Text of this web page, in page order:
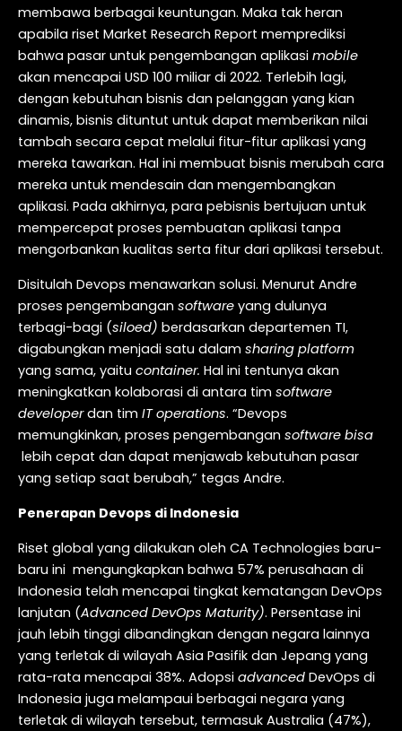
membawa berbagai keuntungan. Maka tak heran
apabila riset Market Research Report memprediksi
bahwa pasar untuk pengembangan aplikasi mobile
akan mencapai USD 100 miliar di 2022. Terlebih lagi,
dengan kebutuhan bisnis dan pelanggan yang kian
dinamis, bisnis dituntut untuk dapat memberikan nilai
tambah secara cepat melalui fitur-fitur aplikasi yang
mereka tawarkan. Hal ini membuat bisnis merubah cara
mereka untuk mendesain dan mengembangkan
aplikasi. Pada akhirnya, para pebisnis bertujuan untuk
mempercepat proses pembuatan aplikasi tanpa
mengorbankan kualitas serta fitur dari aplikasi tersebut.
Disitulah Devops menawarkan solusi. Menurut Andre
proses pengembangan software yang dulunya
terbagi-bagi (siloed) berdasarkan departemen TI,
digabungkan menjadi satu dalam sharing platform
yang sama, yaitu container. Hal ini tentunya akan
meningkatkan kolaborasi di antara tim software
developerdan tim IT operations. “Devops
memungkinkan, proses pengembangan software bisa
lebih cepat dan dapat menjawab kebutuhan pasar
yang setiap saat berubah,” tegas Andre.
Penerapan Devops di Indonesia
Riset global yang dilakukan oleh CA Technologies baru-
baru ini mengungkapkan bahwa 57% perusahaan di
Indonesia telah mencapai tingkat kematangan DevOps
lanjutan (Advanced DevOps Maturity). Persentase ini
jauh lebih tinggi dibandingkan dengan negara lainnya
yang terletak di wilayah Asia Pasifik dan Jepang yang
rata-rata mencapai 38%. Adopsi advanced DevOps di
Indonesia juga melampaui berbagai negara yang
terletak di wilayah tersebut, termasuk Australia (47%),